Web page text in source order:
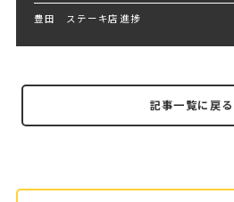
豊田 ステーキ店進捗
記事一覧に戻る